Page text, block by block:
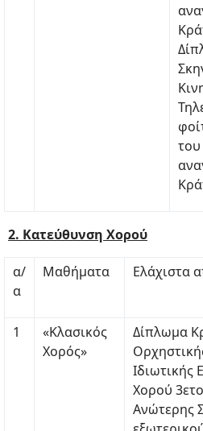
του
2. Κατεύθυνση Χορού
α/
α
Μαθήματα Ελάχιστα
1
«Κλασικός
Χορός»
Δίπλωμα
Ιδιωτικής
Χορού
Ανώτερης